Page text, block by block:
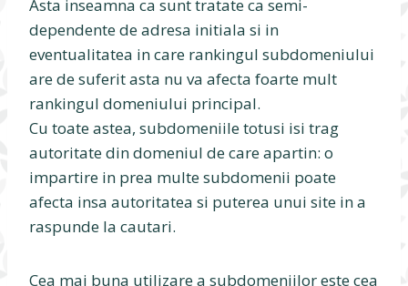
Asta inseamna ca sunt tratate ca semi-
dependente de adresa initiala si in
eventualitatea in care rankingul subdomeniului
are de suferit asta nu va afecta foarte mult
rankingul domeniului principal.
Cu toate astea, subdomeniile totusi isi trag
autoritate din domeniul de care apartin: o
impartire in prea multe subdomenii poate
afecta insa autoritatea si puterea unui site in a
raspunde la cautari.
Cea mai buna utilizare a subdomeniilor este cea